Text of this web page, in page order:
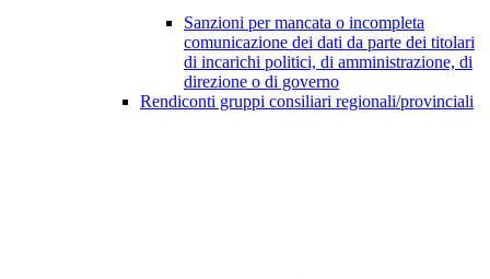
Sanzioni per mancata o incompleta
comunicazione dei dati da parte dei titolari
di incarichi politici, di amministrazione, di
direzione o di governo
Rendiconti gruppi consiliari regionali/provinciali